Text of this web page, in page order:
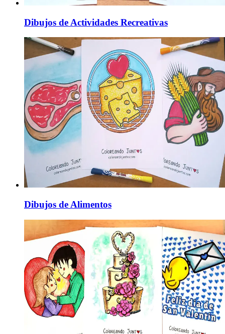
Dibujos de Actividades Recreativas
Dibujos de Alimentos